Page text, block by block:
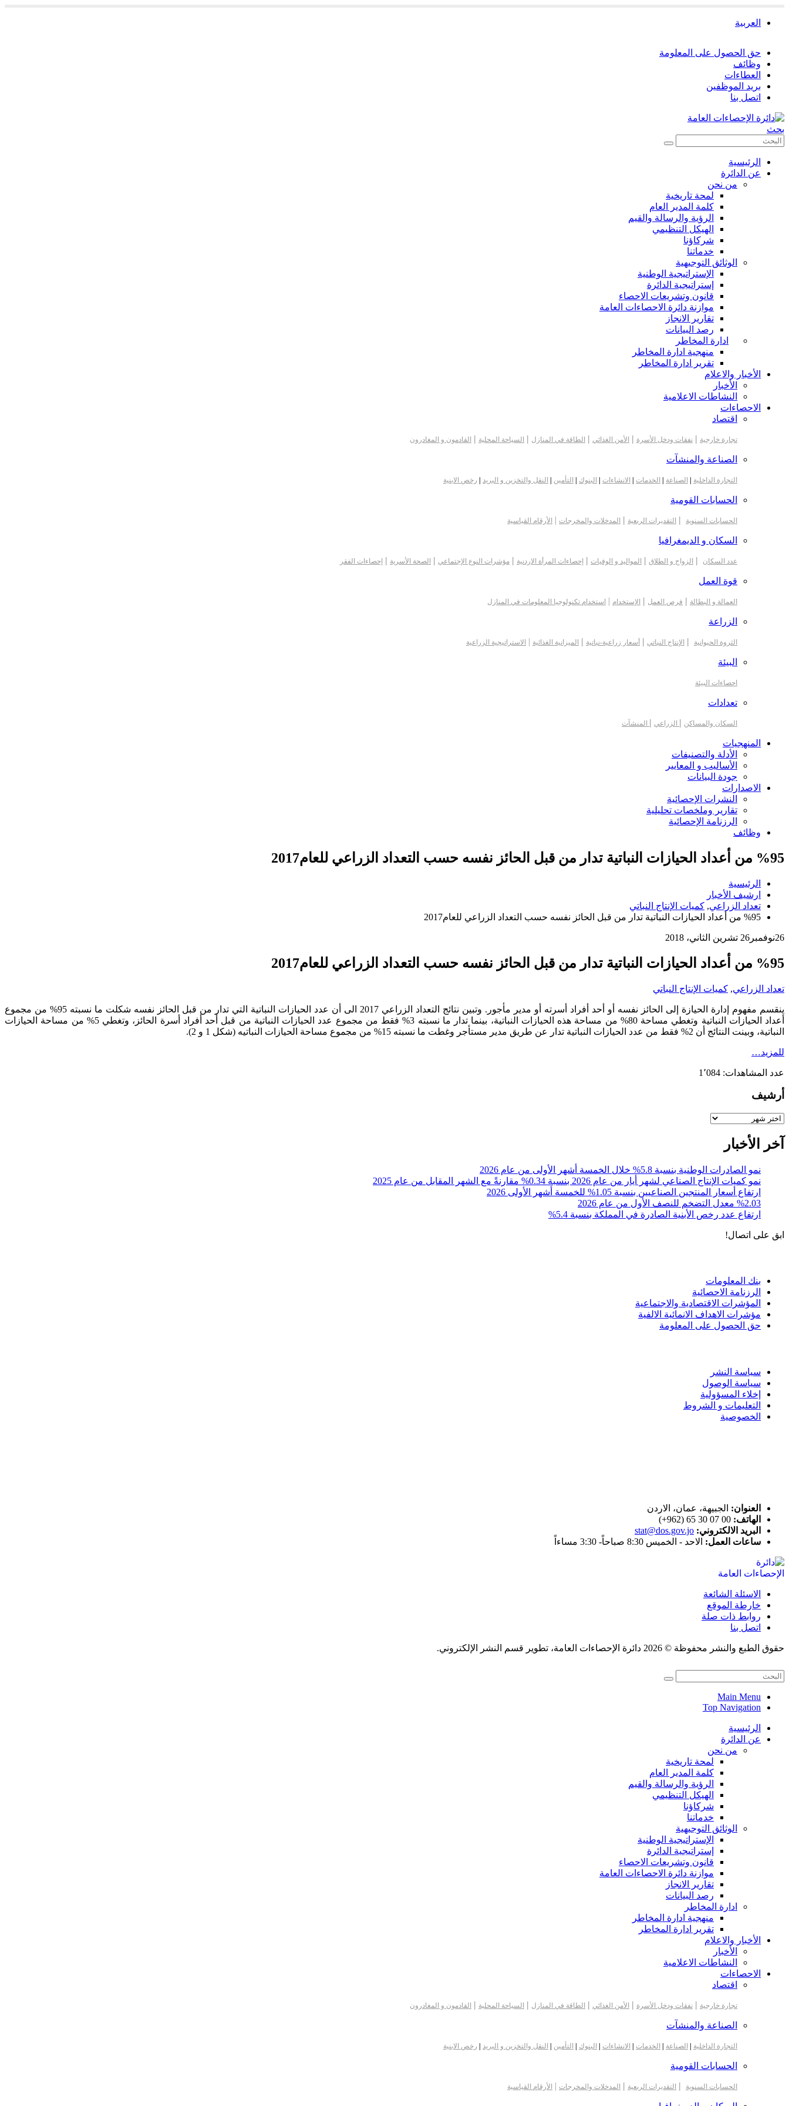
العربية
حق الحصول على المعلومة
وظائف
العطاءات
بريد الموظفين
اتصل بنا
بحث
الرئيسية
عن الدائرة
من نحن
لمحة تاريخية
كلمة المدير العام
الرؤية والرسالة والقيم
الهيكل التنظيمي
شركاؤنا
خدماتنا
الوثائق التوجيهية
الإستراتيجية الوطنية
إستراتيجية الدائرة
قانون وتشريعات الاحصاء
موازنة دائرة الاحصاءات العامة
تقارير الانجاز
رصد البيانات
ادارة المخاطر
منهجية ادارة المخاطر
تقرير ادارة المخاطر
الأخبار والاعلام
الأخبار
النشاطات الاعلامية
الاحصاءات
اقتصاد
تجارة خارجية | نفقات ودخل الأسرة | الأمن الغذائي | الطاقة في المنازل | السياحة المحلية | القادمون و المغادرون
الصناعة والمنشآت
التجارة الداخلية الصناعة الخدمات الانشاءات البنوك التأمين النقل والتخزين و البريد رخص الابنية
الحسابات القومية
الحسابات السنوية | التقديرات الربعية | المدخلات والمخرجات | الأرقام القياسية
السكان و الديمغرافيا
عدد السكان | الزواج و الطلاق | المواليد و الوفيات | إحصاءات المرأة الاردنية | مؤشرات النوع الإجتماعي | الصحة الأسرية | إحصاءات الفقر
قوة العمل
العمالة و البطالة | فرص العمل | الإستخدام | استخدام تكنولوجيا المعلومات في المنازل
الزراعة
الثروة الحيوانية | الإنتاج النباتي | أسعار زراعية-نباتية | الميزانية الغذائية | الاستراتيجية الزراعية
البيئة
احصاءات البيئة
تعدادات
السكان والمساكن | الزراعي | المنشآت
المنهجيات
الأدلة والتصنيفات
الأساليب و المعايير
جودة البيانات
الاصدارات
النشرات الإحصائية
تقارير وملخصات تحليلية
الرزنامة الإحصائية
وظائف
%95 من أعداد الحيازات النباتية تدار من قبل الحائز نفسه حسب التعداد الزراعي للعام2017
الرئيسية
ارشيف الأخبار
تعداد الزراعي, كميات الإنتاج النباتي
%95 من أعداد الحيازات النباتية تدار من قبل الحائز نفسه حسب التعداد الزراعي للعام2017
26نوفمبر 26 تشرين الثاني، 2018
%95 من أعداد الحيازات النباتية تدار من قبل الحائز نفسه حسب التعداد الزراعي للعام2017
تعداد الزراعي, كميات الإنتاج النباتي
ينقسم مفهوم إدارة الحيازة إلى الحائز نفسه أو أحد أفراد أسرته أو مدير مأجور. وتبين نتائج التعداد الزراعي 2017 الى أن عدد الحيازات النباتية التي تدار من قبل الحائز نفسه شكلت ما نسبته 95% من مجموع
أعداد الحيازات النباتية وتغطي مساحة 80% من مساحة هذه الحيازات النباتية، بينما تدار ما نسبته 3% فقط من مجموع عدد الحيازات النباتية من قبل أحد أفراد أسرة الحائز، وتغطي 5% من مساحة الحيازات
النباتية، وبينت النتائج أن 2% فقط من عدد الحيازات النباتية تدار عن طريق مدير مستأجر وغطت ما نسبته 15% من مجموع مساحة الحيازات النباتيه (شكل 1 و 2).
للمزيد…
عدد المشاهدات: 1٬084
أرشيف
أرشيف
آخر الأخبار
نمو الصادرات الوطنية بنسبة 5.8% خلال الخمسة أشهر الأولى من عام 2026
نمو كميات الإنتاج الصناعي لشهر أيار من عام 2026 بنسبة 0.34% مقارنةً مع الشهر المقابل من عام 2025
ارتفاع أسعار المنتجين الصناعيين بنسبة 1.05% للخمسة أشهر الأولى 2026
%2.03 معدل التضخم للنصف الأول من عام 2026
ارتفاع عدد رخص الأبنية الصادرة في المملكة بنسبة 5.4%
ابق على اتصال!
بنك المعلومات
الرزنامة الاحصائية
المؤشرات الاقتصادية والاجتماعية
مؤشرات الاهداف الانمائية الالفية
حق الحصول على المعلومة
سياسة النشر
سياسة الوصول
إخلاء المسؤولية
التعليمات و الشروط
الخصوصية
العنوان: الجبيهة، عمان، الاردن
الهاتف: 00 07 30 65 (962+)
البريد الالكتروني: stat@dos.gov.jo
ساعات العمل: الاحد - الخميس 8:30 صباحاً- 3:30 مساءاً
الاسئلة الشائعة
خارطة الموقع
روابط ذات صلة
اتصل بنا
حقوق الطبع والنشر محفوظة © 2026 دائرة الإحصاءات العامة، تطوير قسم النشر الإلكتروني.
Main Menu
Top Navigation
الرئيسية
عن الدائرة
من نحن
لمحة تاريخية
كلمة المدير العام
الرؤية والرسالة والقيم
الهيكل التنظيمي
شركاؤنا
خدماتنا
الوثائق التوجيهية
الإستراتيجية الوطنية
إستراتيجية الدائرة
قانون وتشريعات الاحصاء
موازنة دائرة الاحصاءات العامة
تقارير الانجاز
رصد البيانات
ادارة المخاطر
منهجية ادارة المخاطر
تقرير ادارة المخاطر
الأخبار والاعلام
الأخبار
النشاطات الاعلامية
الاحصاءات
اقتصاد
تجارة خارجية | نفقات ودخل الأسرة | الأمن الغذائي | الطاقة في المنازل | السياحة المحلية | القادمون و المغادرون
الصناعة والمنشآت
التجارة الداخلية | الصناعة | الخدمات | الانشاءات | البنوك | التأمين | النقل والتخزين و البريد | رخص الابنية
الحسابات القومية
الحسابات السنوية | التقديرات الربعية | المدخلات والمخرجات | الأرقام القياسية